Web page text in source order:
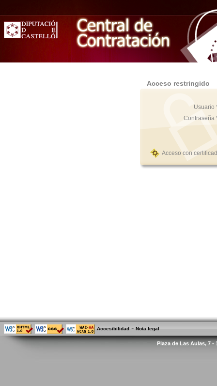
Acceso restringido
Usuario
Contraseña
Acceso con
Accesibilidad - Nota legal
Plaza de Las Aulas, 7 -